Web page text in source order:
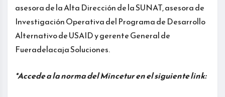
asesora de la Alta Dirección de la SUNAT, asesora de
Investigación Operativa del Programa de Desarrollo
Alternativo de USAID y gerente General de
Fueradelacaja Soluciones.
*Accede a la norma del Mincetur en el siguiente link: